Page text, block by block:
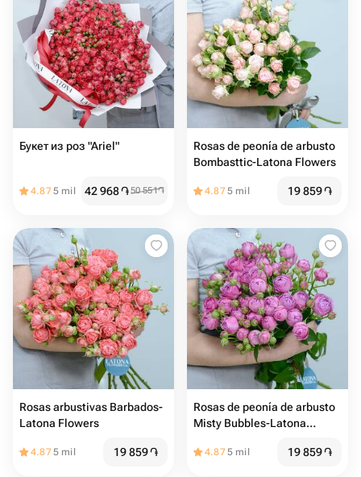
Букет из роз "Ariel"
4.875 mil 42 968֏50 551֏
Rosas de peonía de arbusto
Bombasttic-Latona Flowers
4.875 mil 19 859֏
Rosas arbustivas Barbados-
Latona Flowers
4.875 mil 19 859֏
Rosas de peonía de arbusto
Misty Bubbles-Latona
4.875 mil 19 859֏